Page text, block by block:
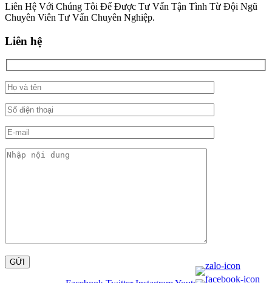
Liên Hệ Với Chúng Tôi Để Được Tư Vấn Tận Tình Từ Đội Ngũ
Chuyên Viên Tư Vấn Chuyên Nghiệp.
Liên hệ